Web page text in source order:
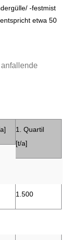
-festmist
etwa 50
1. Quartil
[t/a]
1.500